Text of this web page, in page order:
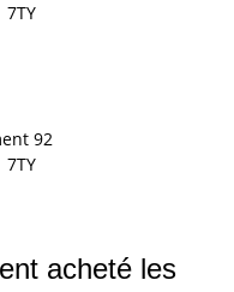
7TY
92
7TY
acheté les